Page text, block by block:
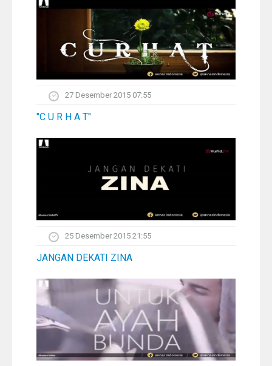
27 Desember 2015 07:55
"C U R H A T"
25 Desember 2015 21:55
JANGAN DEKATI ZINA